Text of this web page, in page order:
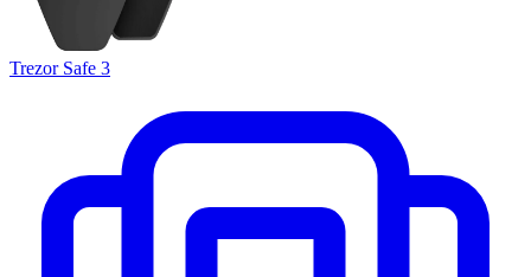
Trezor Safe 3